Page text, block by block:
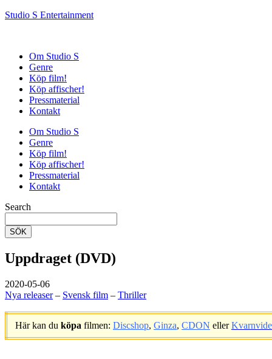
Studio S Entertainment
Om Studio S
Genre
Köp film!
Köp affischer!
Pressmaterial
Kontakt
Om Studio S
Genre
Köp film!
Köp affischer!
Pressmaterial
Kontakt
Search
SÖK
Uppdraget (DVD)
2020-05-06
Nya releaser– Svensk film – Thriller
Här kan du köpa filmen: Discshop, Ginza, CDON eller